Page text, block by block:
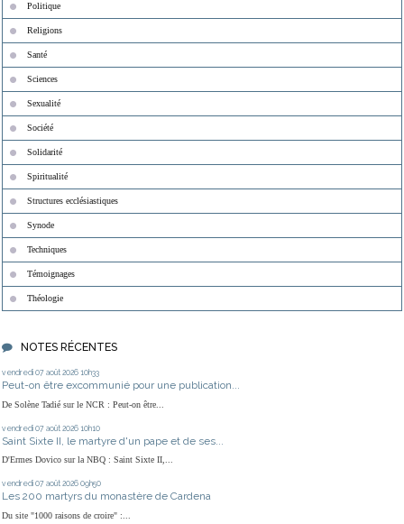
Politique
Religions
Santé
Sciences
Sexualité
Société
Solidarité
Spiritualité
Structures ecclésiastiques
Synode
Techniques
Témoignages
Théologie
NOTES RÉCENTES
vendredi 07 août 2026 10h33
Peut-on être excommunié pour une publication...
De Solène Tadié sur le NCR : Peut-on être...
vendredi 07 août 2026 10h10
Saint Sixte II, le martyre d'un pape et de ses...
D'Ermes Dovico sur la NBQ : Saint Sixte II,...
vendredi 07 août 2026 09h50
Les 200 martyrs du monastère de Cardena
Du site "1000 raisons de croire" :...